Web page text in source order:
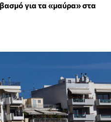
για τα «μαύρα» στα